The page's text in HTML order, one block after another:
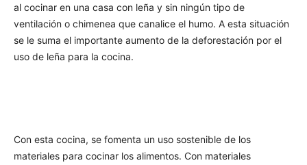
al cocinar en una casa con leña y sin ningún tipo de
ventilación o chimenea que canalice el humo. A esta situación
se le suma el importante aumento de la deforestación por el
uso de leña para la cocina.
Con esta cocina, se fomenta un uso sostenible de los
materiales para cocinar los alimentos. Con materiales